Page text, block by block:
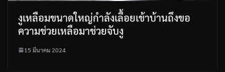
งูเหลือมขนาดใหญ่กำลังเลื้อยเข้าบ้านถึงขอ
ความช่วยเหลือมาช่วยจับงู
15 มีนาคม 2024